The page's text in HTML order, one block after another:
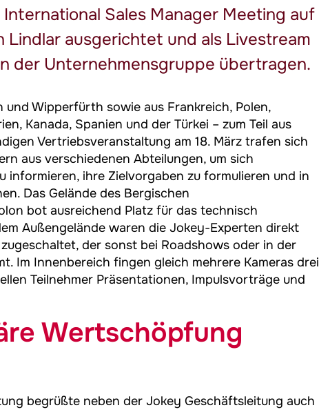
Sales Manager Meeting auf
Lindlar ausgerichtet und als Livestream
der Unternehmensgruppe übertragen.
und Wipperfürth sowie aus Frankreich, Polen,
Kanada, Spanien und der Türkei – zum Teil aus
Vertriebsveranstaltung am 18. März trafen sich
aus verschiedenen Abteilungen, um sich
informieren, ihre Zielvorgaben zu formulieren und in
Das Gelände des Bergischen
bot ausreichend Platz für das technisch
Außengelände waren die Jokey-Experten direkt
der sonst bei Roadshows oder in der
Im Innenbereich fingen gleich mehrere Kameras drei
Teilnehmer Präsentationen, Impulsvorträge und
Wertschöpfung
begrüßte neben der Jokey Geschäftsleitung auch